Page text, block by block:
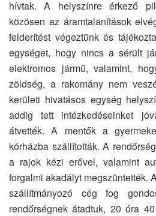
hívtak. A helyszínre érkező
közösen az áramtalanítások
felderítést végeztünk és
egységet, hogy nincs a sérült
elektromos jármű, valamint,
zöldség, a rakomány nem
kerületi hivatásos egység
addig tett intézkedéseinket
átvették. A mentők a
kórházba szállították. A
a rajok kézi erővel, valamint
forgalmi akadályt megszüntették.
szállítmányozó cég fog
rendőrségnek átadtuk, 20 óra